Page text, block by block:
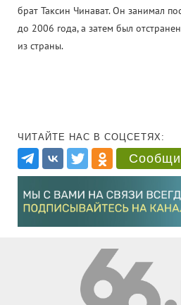
брат Таксин Чинават. Он занимал
до 2006 года, а затем был
из страны.
ЧИТАЙТЕ НАС В СОЦСЕТЯХ: